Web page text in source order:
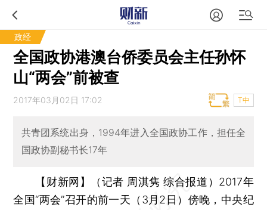
政经
全国政协港澳台侨委员会主任孙怀
山“两会”前被查
2017年03月02日 17:02 T中
共青团系统出身，1994年进入全国政协工作，担任全
国政协副秘书长17年
【财新网】（记者 周淇隽 综合报道） 2017年
全国“两会”召开的前一天（3月2日）傍晚，中央纪